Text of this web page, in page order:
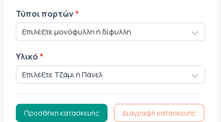
Τύποι πορτών*
Υλικό *
Προσθήκη κατασκευής Διαγραφή κατασκευής